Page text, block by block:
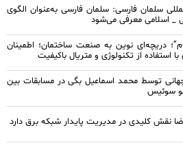
سلمان فارسی: سلمان فارسی به‌عنوان الگوی
_ اسلامی معرفی می‌شود
دریچه‌ای نوین به صنعت ساختمان؛ اطمینان
استفاده از تکنولوژی و متریال باکیفیت
توسط محمد اسماعیل بگی در مسابقات بین
سوئیس
نقش کلیدی در مدیریت پایدار شبکه برق دارد